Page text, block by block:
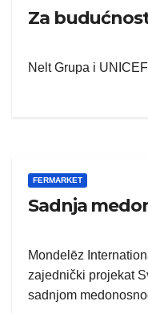
Za
Nelt Grupa i UNICEF
FERMARKET
Sadnja
Mondelēz
zajednički projekat
sadnjom